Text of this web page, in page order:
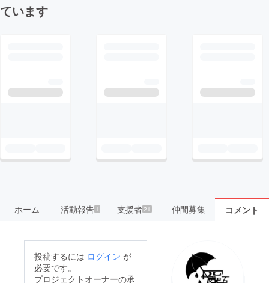
ています
ホーム 活動報告1 支援者21 仲間募集 コメント
投稿するには ログイン が
必要です。
プロジェクトオーナーの承